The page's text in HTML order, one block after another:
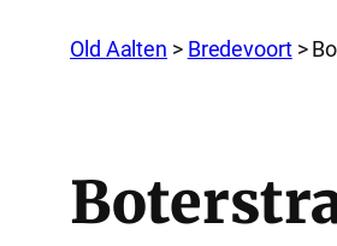
Old Aalten > Bredevoort>